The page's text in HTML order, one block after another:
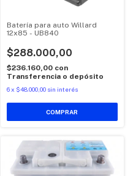
Batería para auto Willard
12x85 - UB840
$288.000,00
$236.160,00 con
Transferencia o depósito
6 x $48.000,00 sin interés